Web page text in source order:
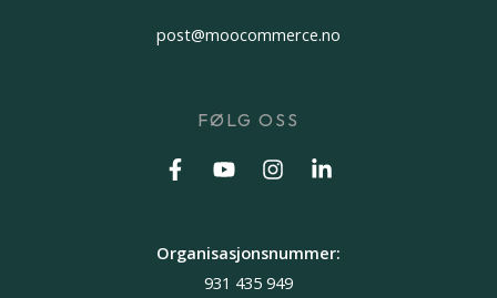
post@moocommerce.no
FØLG OSS
Organisasjonsnummer:
931 435 949